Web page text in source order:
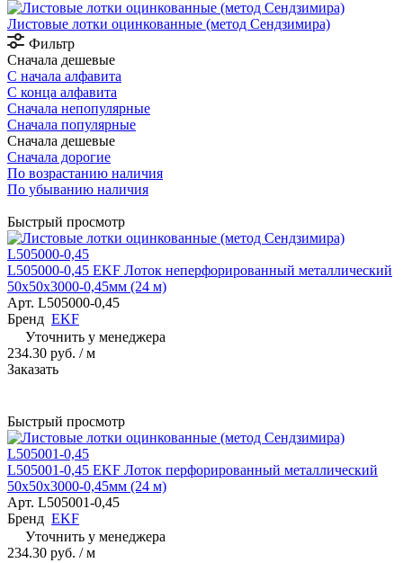
Листовые лотки оцинкованные (метод Сендзимира)
Фильтр
Сначала дешевые
С начала алфавита
С конца алфавита
Сначала непопулярные
Сначала популярные
Сначала дешевые
Сначала дорогие
По возрастанию наличия
По убыванию наличия
Быстрый просмотр
L505000-0,45 EKF Лоток неперфорированный металлический
50х50x3000-0,45мм (24 м)
Арт. L505000-0,45
Бренд EKF
Уточнить у менеджера
234.30 руб. / м
Заказать
Быстрый просмотр
L505001-0,45 EKF Лоток перфорированный металлический
50х50х3000-0,45мм (24 м)
Арт. L505001-0,45
Бренд EKF
Уточнить у менеджера
234.30 руб. / м